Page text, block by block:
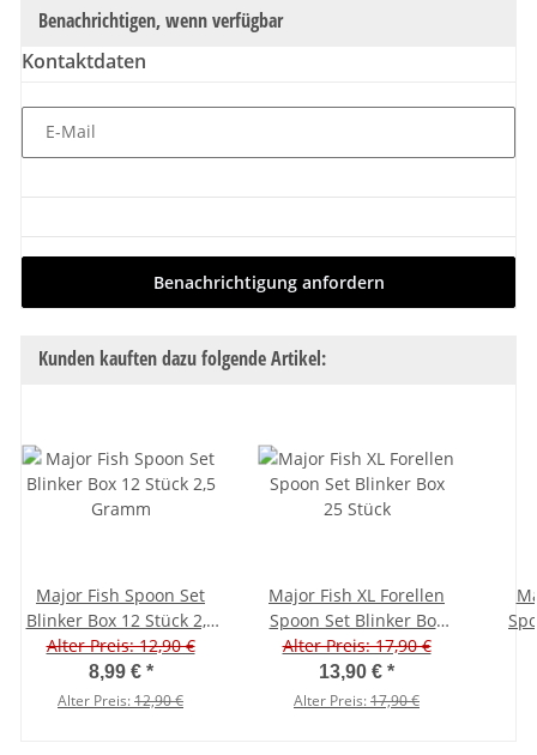
Benachrichtigen, wenn verfügbar
Kontaktdaten
E-Mail
Benachrichtigung anfordern
Kunden kauften dazu folgende Artikel:
Major Fish Spoon Set
Blinker Box 12 Stück 2,5
Gramm
Alter Preis: 12,90 €
8,99 € *
Alter Preis:12,90 €
Major Fish XL Forellen
Spoon Set Blinker Box
25 Stück
Alter Preis: 17,90 €
13,90 € *
Alter Preis:17,90 €